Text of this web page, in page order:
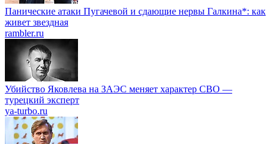
Панические атаки Пугачевой и сдающие нервы Галкина*: как
живет звездная
rambler.ru
Убийство Яковлева на ЗАЭС меняет характер СВО —
турецкий эксперт
ya-turbo.ru